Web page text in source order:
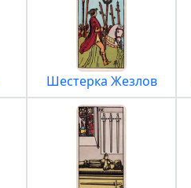
Шестерка Жезлов